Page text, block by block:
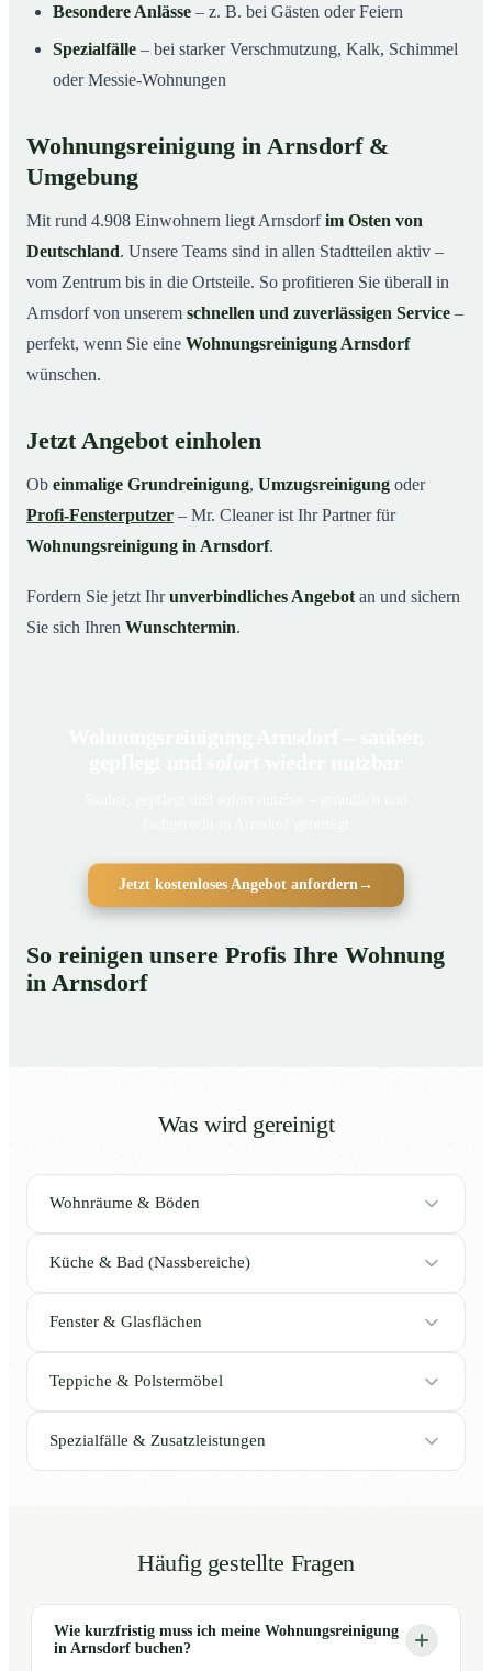
Besondere Anlässe – z. B. bei Gästen oder Feiern
Spezialfälle – bei starker Verschmutzung, Kalk, Schimmel
oder Messie-Wohnungen
Wohnungsreinigung in Arnsdorf &
Umgebung
Mit rund 4.908 Einwohnern liegt Arnsdorfim Osten von
Deutschland. Unsere Teams sind in allen Stadtteilen aktiv –
vom Zentrum bis in die Ortsteile. So profitieren Sie überall in
Arnsdorf von unserem schnellen und zuverlässigen Service –
perfekt, wenn Sie eine Wohnungsreinigung Arnsdorf
wünschen.
Jetzt Angebot einholen
Ob einmalige Grundreinigung, Umzugsreinigung oder
Profi-Fensterputzer – Mr. Cleaner ist Ihr Partner für
Wohnungsreinigung in Arnsdorf.
Fordern Sie jetzt Ihrunverbindliches Angebot an und sichern
Sie sich Ihren Wunschtermin.
Jetzt kostenloses Angebot anfordern →
So reinigen unsere Profis Ihre Wohnung
in Arnsdorf
Was wird gereinigt
Wohnräume & Böden
Küche & Bad (Nassbereiche)
Fenster & Glasflächen
Teppiche & Polstermöbel
Spezialfälle & Zusatzleistungen
Häufig gestellte Fragen
Wie kurzfristig muss ich meine Wohnungsreinigung
in Arnsdorf buchen?